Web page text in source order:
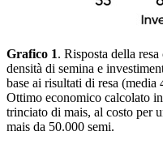
Grafico 1. Risposta della
densità di semina e
base ai risultati di resa
Ottimo economico calcolato
trinciato di mais, al costo per
mais da 50.000 semi.